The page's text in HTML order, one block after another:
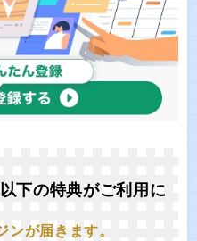
下の特典がご利用に
ンが届きます。